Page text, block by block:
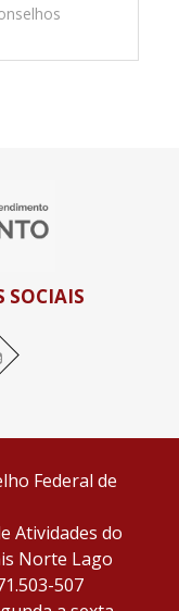
SOCIAIS
Federal de
Atividades do
Norte Lago
507